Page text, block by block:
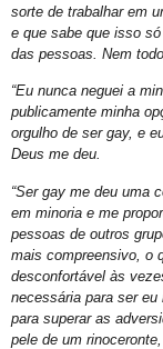
sorte de trabalhar em
e que sabe que isso
das pessoas. Nem
“Eu nunca neguei a
publicamente minha
orgulho de ser gay, e
Deus me deu.
“Ser gay me deu uma
em minoria e me
pessoas de outros
mais compreensivo, o
desconfortável às
necessária para ser
para superar as
pele de um